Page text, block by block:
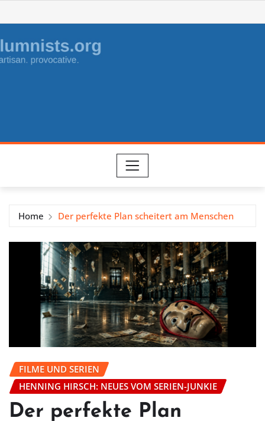
to
content
Home Der perfekte Plan scheitert am Menschen
FILME UND SERIEN
HENNING HIRSCH: NEUES VOM SERIEN-JUNKIE
Der perfekte Plan